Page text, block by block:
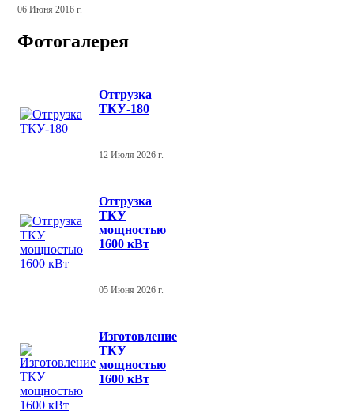
06 Июня 2016 г.
Фотогалерея
Отгрузка
ТКУ-180
12 Июля 2026 г.
Отгрузка
ТКУ
мощностью
1600 кВт
05 Июня 2026 г.
Изготовление
ТКУ
мощностью
1600 кВт